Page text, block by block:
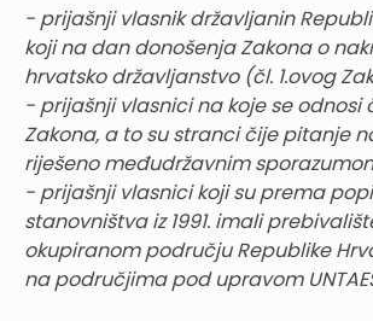
- prijašnji vlasnik državljanin
koji na dan donošenja Zakona o
hrvatsko državljanstvo (čl. 1.ovog
- prijašnji vlasnici na koje se odnosi
Zakona, a to su stranci čije pitanje
riješeno međudržavnim
- prijašnji vlasnici koji su prema
stanovništva iz 1991. imali
okupiranom području Republike
na područjima pod upravom